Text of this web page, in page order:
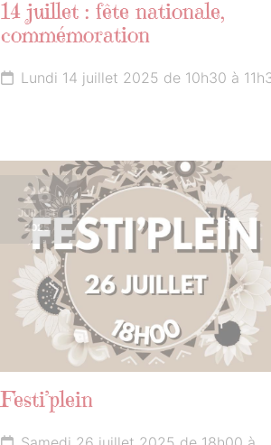
14 juillet : fête nationale,
commémoration
Lundi 14 juillet 2025 de 10h30 à
26
JUILLET
2025
Festi’plein